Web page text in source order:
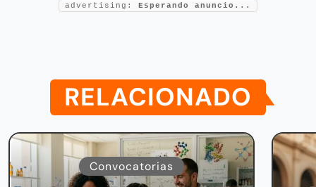
advertising: Esperando anuncio...
RELACIONADO
Convocatorias